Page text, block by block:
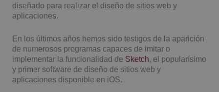
diseñado para realizar el diseño de sitios web y
aplicaciones.
En los últimos años hemos sido testigos de la aparición
de numerosos programas capaces de imitar o
implementar la funcionalidad de Sketch, el popularísimo
y primer software de diseño de sitios web y
aplicaciones disponible en iOS.